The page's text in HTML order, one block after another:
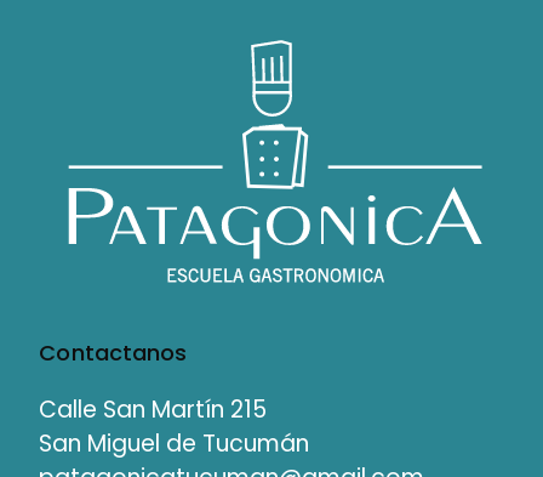
Contactanos
Calle San Martín 215
San Miguel de Tucumán